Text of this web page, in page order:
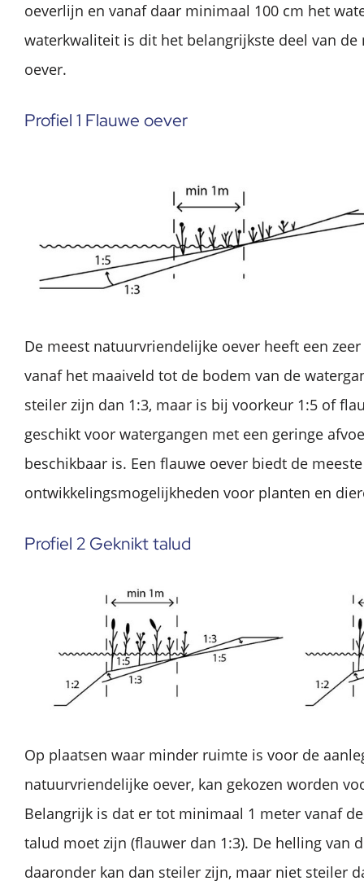
oeverlijn en vanaf daar minimaal 100 cm het
waterkwaliteit is dit het belangrijkste deel van
oever.
Profiel 1 Flauwe oever
De meest natuurvriendelijke oever heeft een
vanaf het maaiveld tot de bodem van de
steiler zijn dan 1:3, maar is bij voorkeur 1:5 of
geschikt voor watergangen met een geringe
beschikbaar is. Een flauwe oever biedt de meeste
ontwikkelingsmogelijkheden voor planten en
Profiel 2 Geknikt talud
Op plaatsen waar minder ruimte is voor de
natuurvriendelijke oever, kan gekozen worden
Belangrijk is dat er tot minimaal 1 meter vanaf
talud moet zijn (flauwer dan 1:3). De helling van
daaronder kan dan steiler zijn, maar niet steiler